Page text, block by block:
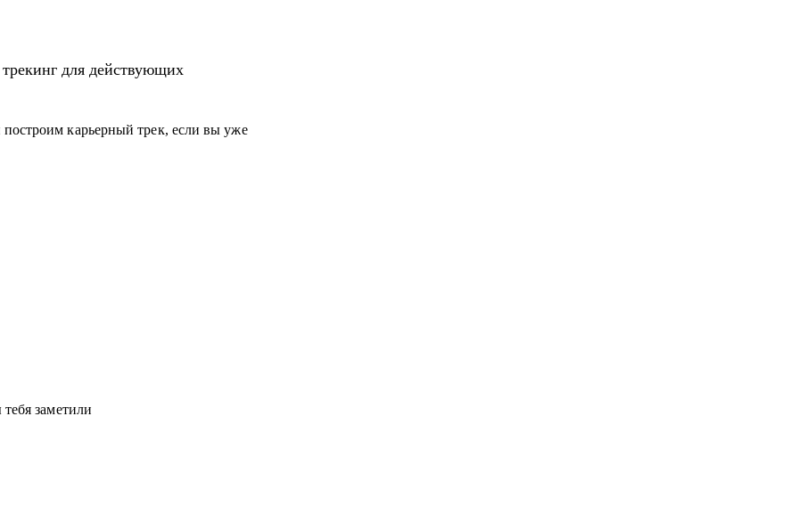
карьерных задач
опыт
позиций
для действующих
карьерный трек, если вы уже
заметили